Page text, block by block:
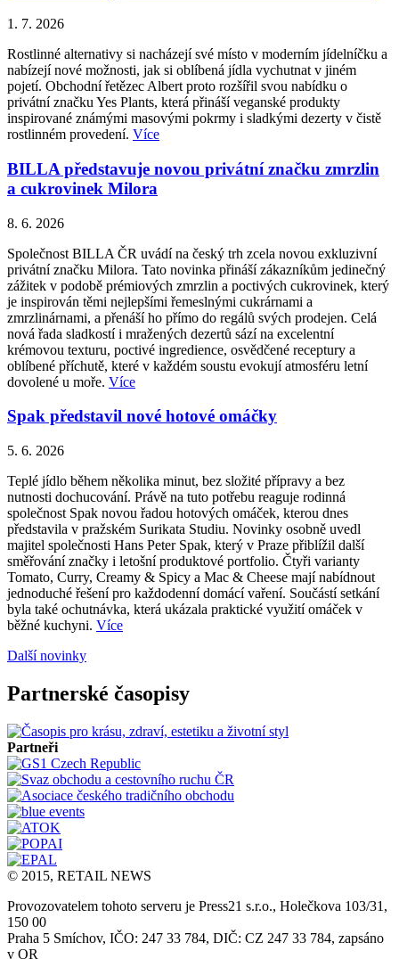
1. 7. 2026
Rostlinné alternativy si nacházejí své místo v moderním jídelníčku a
nabízejí nové možnosti, jak si oblíbená jídla vychutnat v jiném
pojetí. Obchodní řetězec Albert proto rozšířil svou nabídku o
privátní značku Yes Plants, která přináší veganské produkty
inspirované známými masovými pokrmy i sladkými dezerty v čistě
rostlinném provedení. Více
BILLA představuje novou privátní značku zmrzlin
a cukrovinek Milora
8. 6. 2026
Společnost BILLA ČR uvádí na český trh zcela novou exkluzivní
privátní značku Milora. Tato novinka přináší zákazníkům jedinečný
zážitek v podobě prémiových zmrzlin a poctivých cukrovinek, který
je inspirován těmi nejlepšími řemeslnými cukrárnami a
zmrzlinárnami, a přenáší ho přímo do regálů svých prodejen. Celá
nová řada sladkostí i mražených dezertů sází na excelentní
krémovou texturu, poctivé ingredience, osvědčené receptury a
oblíbené příchutě, které v každém soustu evokují atmosféru letní
dovolené u moře. Více
Spak představil nové hotové omáčky
5. 6. 2026
Teplé jídlo během několika minut, bez složité přípravy a bez
nutnosti dochucování. Právě na tuto potřebu reaguje rodinná
společnost Spak novou řadou hotových omáček, kterou dnes
představila v pražském Surikata Studiu. Novinky osobně uvedl
majitel společnosti Hans Peter Spak, který v Praze přiblížil další
směřování značky i letošní produktové portfolio. Čtyři varianty
Tomato, Curry, Creamy & Spicy a Mac & Cheese mají nabídnout
jednoduché řešení pro každodenní domácí vaření. Součástí setkání
byla také ochutnávka, která ukázala praktické využití omáček v
běžné kuchyni. Více
Další novinky
Partnerské časopisy
Partneři
© 2015, RETAIL NEWS
Provozovatelem tohoto serveru je Press21 s.r.o., Holečkova 103/31,
150 00
Praha 5 Smíchov, IČO: 247 33 784, DIČ: CZ 247 33 784, zapsáno
v OR